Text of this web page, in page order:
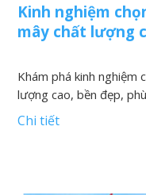
Kinh nghiệm
mây chất lượng
Khám phá kinh nghiệm
lượng cao, bền đẹp,
và khu nghỉ dưỡng
Chi tiết